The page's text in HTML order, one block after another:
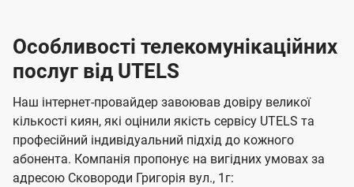
Особливості телекомунікаційних
послуг від UTELS
Наш інтернет-провайдер завоював довіру великої
кількості киян, які оцінили якість сервісу UTELS та
професійний індивідуальний підхід до кожного
абонента. Компанія пропонує на вигідних умовах за
адресою Сковороди Григорія вул., 1г: